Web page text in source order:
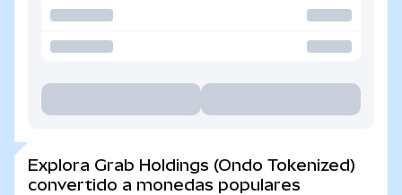
Explora Grab Holdings (Ondo Tokenized)
convertido a monedas populares